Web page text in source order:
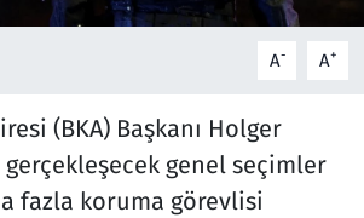
A- A+
(BKA) Başkanı Holger
gerçekleşecek genel seçimler
fazla koruma görevlisi